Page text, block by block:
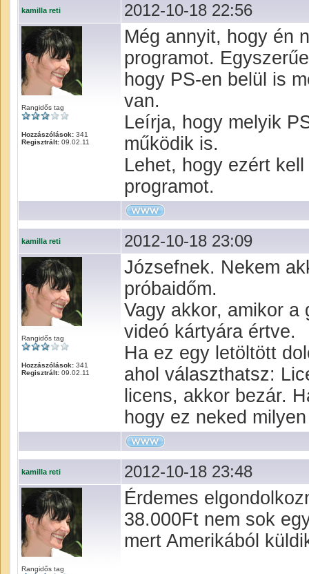
kamilla reti 2012-10-18 22:56
Rangidős tag
Hozzászólások: 341
Regisztrált: 09.02.11
Még annyit, hogy én
programot.
hogy PS-en belül is
van.
Leírja, hogy melyik
működik is.
Lehet, hogy ezért
programot.
kamilla reti 2012-10-18 23:09
Rangidős tag
Hozzászólások: 341
Regisztrált: 09.02.11
Józsefnek. Nekem
próbaidőm.
Vagy akkor, amikor a
videó kártyára értve.
Ha ez egy letöltött
ahol választhatsz:
licens, akkor bezár.
hogy ez neked
kamilla reti 2012-10-18 23:48
Rangidős tag
Érdemes
38.000Ft nem sok
mert Amerikából